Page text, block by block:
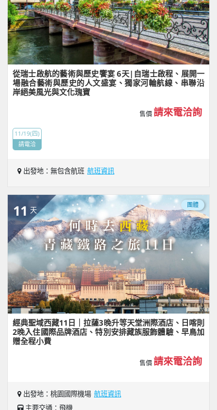
從瑞士啟航的藝術與歷史饗宴 6天|自瑞士啟程、展開一
場融合藝術與歷史的人文盛宴、獨家河輪航線、串聯沿
岸絕美風光與文化瑰寶
售價 請來電洽詢
11/19(四)
請電洽
出發地：無包含航班 航班資訊
11 天
團體
經典聖域西藏11日｜拉薩3晚升等天堂洲際酒店、日喀則
2晚入住國際品牌酒店、特別安排藏族服飾體驗、早鳥加
贈全程小費
售價 請來電洽詢
出發地：桃園國際機場 航班資訊
主要交通：飛機